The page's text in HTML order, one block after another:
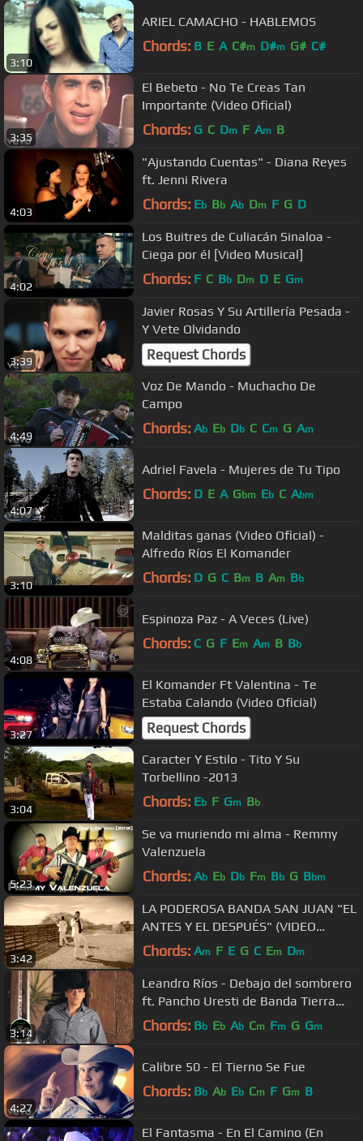
3:10
ARIEL CAMACHO - HABLEMOS
Chords: B E A C#m D#m G# C#
3:35
El Bebeto - No Te Creas Tan
Importante (Video Oficial)
Chords: G C Dm F Am B
4:03
"Ajustando Cuentas" - Diana Reyes
ft. Jenni Rivera
Chords: Eb Bb Ab Dm F G D
4:02
Los Buitres de Culiacán Sinaloa -
Ciega por él [Video Musical]
Chords: F C Bb Dm D E Gm
3:39
Javier Rosas Y Su Artillería Pesada -
Y Vete Olvidando
Request Chords
4:49
Voz De Mando - Muchacho De
Campo
Chords: Ab Eb Db C Cm G Am
4:07
Adriel Favela - Mujeres de Tu Tipo
Chords: D E A Gbm Eb C Abm
3:10
Malditas ganas (Video Oficial) -
Alfredo Ríos El Komander
Chords: D G C Bm B Am Bb
4:08
Espinoza Paz - A Veces (Live)
Chords: C G F Em Am B Bb
3:27
El Komander Ft Valentina - Te
Estaba Calando (Video Oficial)
Request Chords
3:04
Caracter Y Estilo - Tito Y Su
Torbellino -2013
Chords: Eb F Gm Bb
5:23
Se va muriendo mi alma - Remmy
Valenzuela
Chords: Ab Eb Db Fm Bb G Bbm
3:42
LA PODEROSA BANDA SAN JUAN "EL
ANTES Y EL DESPUÉS" (VIDEO
OFICIAL)
Chords: Am F E G C Em Dm
3:14
Leandro Ríos - Debajo del sombrero
ft. Pancho Uresti de Banda Tierra
Sagrada (Video Oficial)
Chords: Bb Eb Ab Cm Fm G Gm
4:27
Calibre 50 - El Tierno Se Fue
Chords: Bb Ab Eb Cm F Gm B
El Fantasma - En El Camino (En